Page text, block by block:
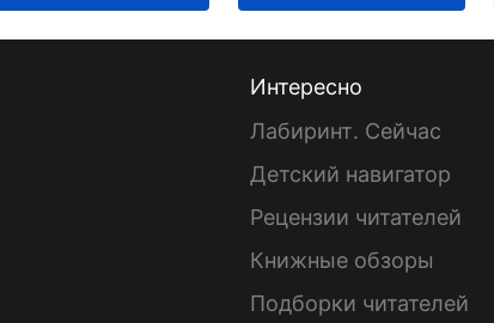
Интересно
Лабиринт. Сейчас
Детский навигатор
Рецензии читателей
Книжные обзоры
Подборки читателей